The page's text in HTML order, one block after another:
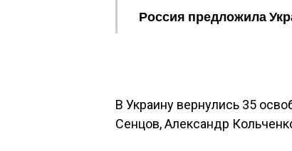
Россия предложила
В Украину вернулись 35
Сенцов, Александр